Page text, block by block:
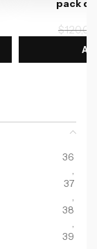
pack
$
36
37
38
39